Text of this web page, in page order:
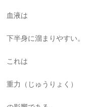
血液は
下半身に溜まりやすい。
これは
重力（じゅうりょく）